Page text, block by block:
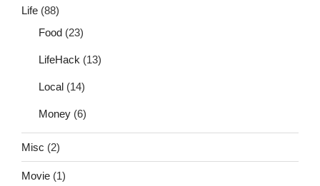
Life (88)
Food (23)
LifeHack (13)
Local (14)
Money (6)
Misc (2)
Movie (1)